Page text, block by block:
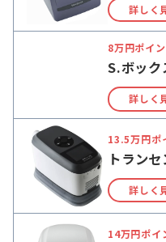
詳しく
8万円ポイン
S.ボック
詳しく
13.5万円ポ
トラン
詳しく
14万円ポイ